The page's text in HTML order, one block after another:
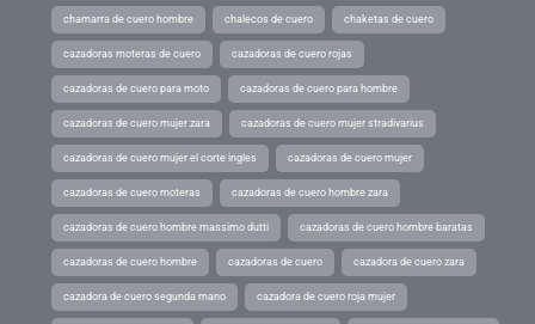
chamarra de cuero hombre chalecos de cuero chaketas de cuero
cazadoras moteras de cuero cazadoras de cuero rojas
cazadoras de cuero para moto cazadoras de cuero para hombre
cazadoras de cuero mujer zara cazadoras de cuero mujer stradivarius
cazadoras de cuero mujer el corte ingles cazadoras de cuero mujer
cazadoras de cuero moteras cazadoras de cuero hombre zara
cazadoras de cuero hombre massimo dutti cazadoras de cuero hombre baratas
cazadoras de cuero hombre cazadoras de cuero cazadora de cuero zara
cazadora de cuero segunda mano cazadora de cuero roja mujer